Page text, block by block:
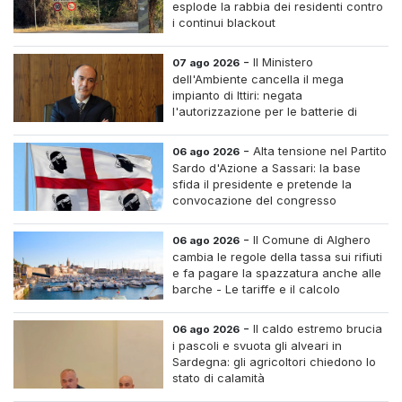
esplode la rabbia dei residenti contro
i continui blackout
07 ago 2026 -Il Ministero
dell'Ambiente cancella il mega
impianto di Ittiri: negata
l'autorizzazione per le batterie di
06 ago 2026 -Alta tensione nel Partito
Sardo d'Azione a Sassari: la base
sfida il presidente e pretende la
convocazione del congresso
06 ago 2026 -Il Comune di Alghero
cambia le regole della tassa sui rifiuti
e fa pagare la spazzatura anche alle
barche - Le tariffe e il calcolo
06 ago 2026 -Il caldo estremo brucia
i pascoli e svuota gli alveari in
Sardegna: gli agricoltori chiedono lo
stato di calamità